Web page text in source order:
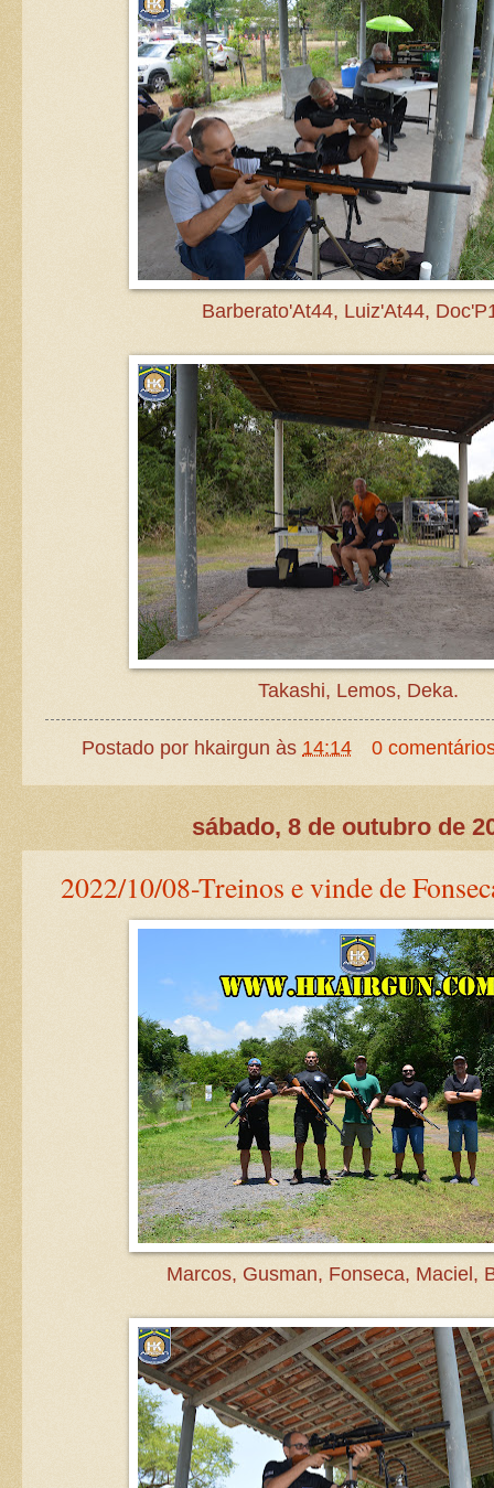
Barberato'At44, Luiz'At44,
Takashi, Lemos, Deka.
Postado por hkairgun às 14:14 0
sábado, 8 de outubro de
2022/10/08-Treinos e vinde de
Marcos, Gusman, Fonseca, Maciel,